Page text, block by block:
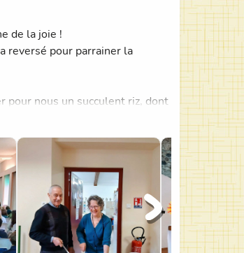
familles afin que chacun
de la joie !
reversé pour parrainer la
pour nous un succulent riz, dont